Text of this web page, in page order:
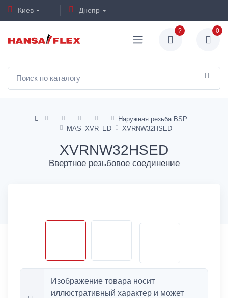
Киев Днепр
? 0
Наружная резьба BSP
MAS_XVR_ED
XVRNW32HSED
XVRNW32HSED
Ввертное резьбовое соединение
Изображение товара носит
иллюстративный характер и может